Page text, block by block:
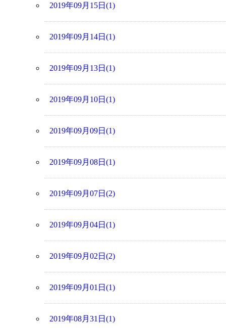
2019年09月15日(1)
2019年09月14日(1)
2019年09月13日(1)
2019年09月10日(1)
2019年09月09日(1)
2019年09月08日(1)
2019年09月07日(2)
2019年09月04日(1)
2019年09月02日(2)
2019年09月01日(1)
2019年08月31日(1)